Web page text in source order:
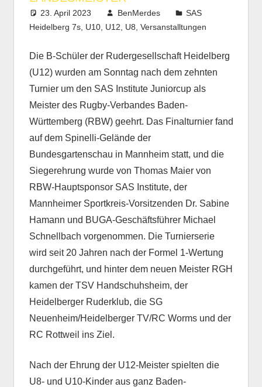
23. April 2023 BenMerdes
SAS
Heidelberg 7s, U10, U12 U8 Versanstalltungen
Die B-Schüler der Rudergesellschaft Heidelberg
(U12) wurden am Sonntag nach dem zehnten
Turnier um den SAS Institute Juniorcup als
Meister des Rugby-Verbandes Baden-
Württemberg (RBW) geehrt. Das Finalturnier fand
auf dem Spinelli-Gelände der
Bundesgartenschau in Mannheim statt, und die
Siegerehrung wurde von Thomas Maier von
RBW-Hauptsponsor SAS Institute, der
Mannheimer Sportkreis-Vorsitzenden Dr. Sabine
Hamann und BUGA-Geschäftsführer Michael
Schnellbach vorgenommen. Die Turnierserie
wird seit 20 Jahren nach der Formel 1-Wertung
durchgeführt, und hinter dem neuen Meister RGH
kamen der TSV Handschuhsheim, der
Heidelberger Ruderklub, die SG
Neuenheim/Heidelberger TV/RC Worms und der
RC Rottweil ins Ziel.
Nach der Ehrung der U12-Meister spielten die
U8- und U10-Kinder aus ganz Baden-